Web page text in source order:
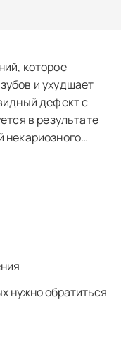
которое
и ухудшает
дефект с
в результате
некариозного
развивается
нужно обратиться